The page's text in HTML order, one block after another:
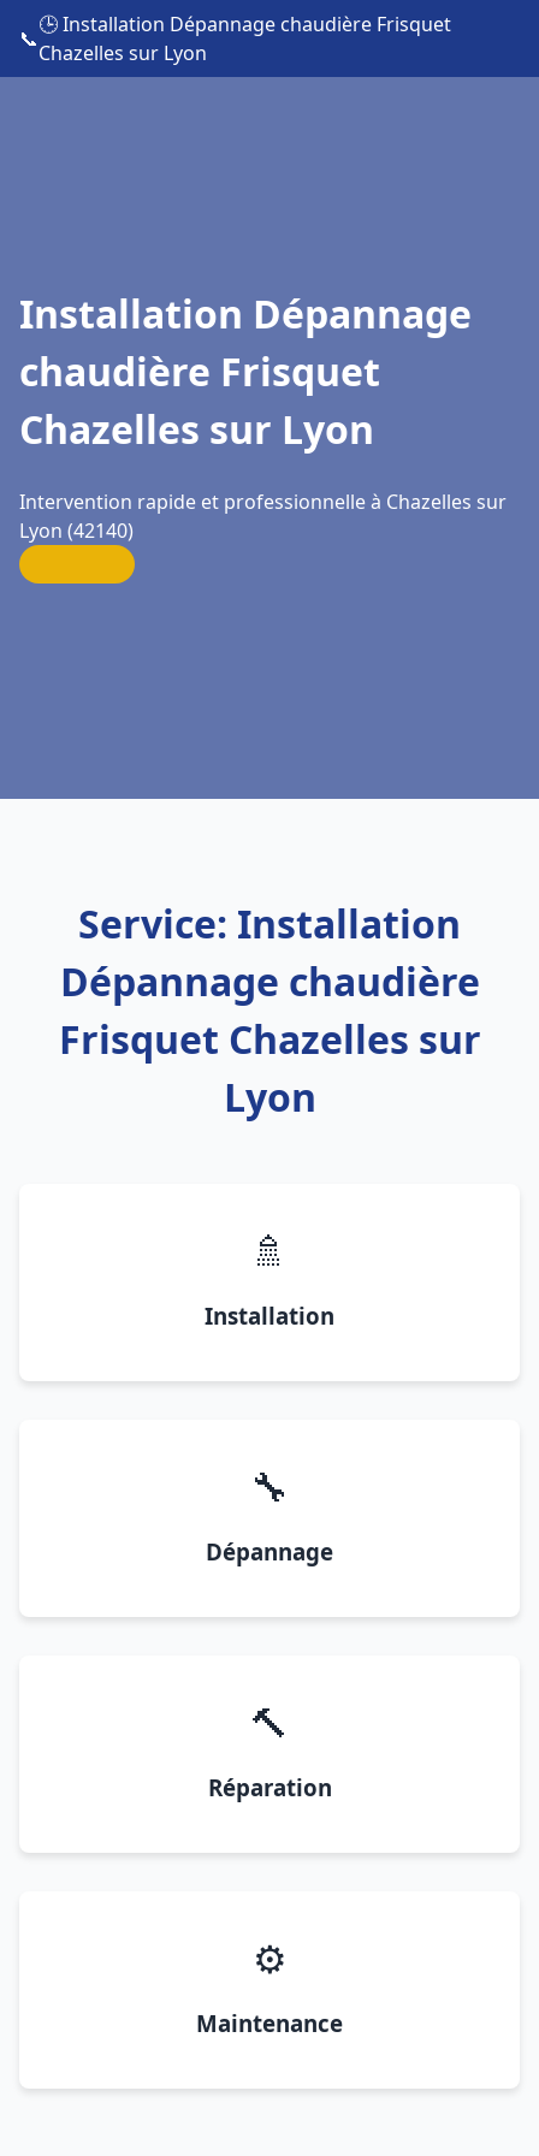
📞
🕒 Installation Dépannage chaudière Frisquet
Chazelles sur Lyon
Installation Dépannage
chaudière Frisquet
Chazelles sur Lyon
Intervention rapide et professionnelle à Chazelles sur
Lyon (42140)
Service: Installation
Dépannage chaudière
Frisquet Chazelles sur
Lyon
🚿
Installation
🔧
Dépannage
🔨
Réparation
⚙️
Maintenance